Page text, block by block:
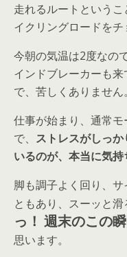
走れるルートという
イクリングロードをチ
今朝の気温は2度なの
インドブレーカーも
で、苦しくありません。
仕事が始まり、通常
で、 ストレスがしっ
いるのが、本当に気持
脚も調子よく回り、
ともあり、スーッと滑
っ！ 週末のこの
思います。